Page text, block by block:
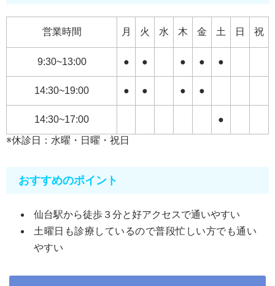
営業時間 月 火 水 木 金 土 日 祝
9:30~13:00 ● ● ● ● ●
14:30~19:00 ● ● ● ●
14:30~17:00
●
※休診日：水曜・日曜・祝日
おすすめのポイント
仙台駅から徒歩３分と好アクセスで通いやすい
土曜日も診療しているので普段忙しい方でも通い
やすい